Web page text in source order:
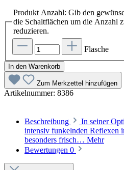
Produkt Anzahl: Gib den
die Schaltflächen um die Anzahl
reduzieren.
Flasche
In den Warenkorb
Zum Merkzettel hinzufügen
Artikelnummer: 8386
Beschreibung
In seiner
intensiv funkelnden Reflexen
besonders frisch… Mehr
Bewertungen 0